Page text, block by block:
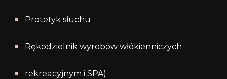
Protetyk słuchu
Rękodzielnik wyrobów włókienniczych
rekreacyjnym i SPA)